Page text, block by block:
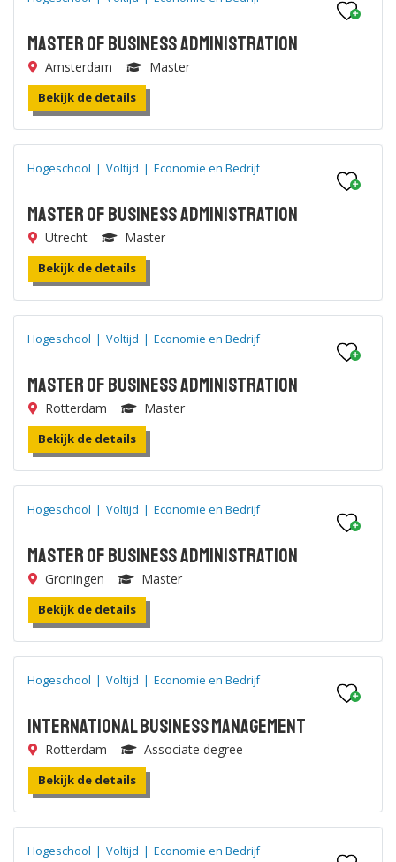
Master of Business Administration
Amsterdam Master
Bekijk de details
Hogeschool | Voltijd | Economie en Bedrijf
Master of Business Administration
Utrecht Master
Bekijk de details
Hogeschool | Voltijd | Economie en Bedrijf
Master of Business Administration
Rotterdam Master
Bekijk de details
Hogeschool | Voltijd | Economie en Bedrijf
Master of Business Administration
Groningen Master
Bekijk de details
Hogeschool | Voltijd | Economie en Bedrijf
International Business Management
Rotterdam Associate degree
Bekijk de details
Hogeschool | Voltijd | Economie en Bedrijf